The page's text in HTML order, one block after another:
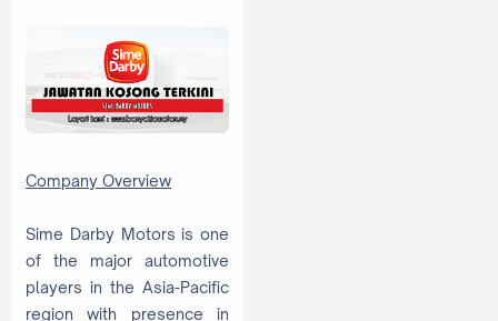
Company Overview
Sime Darby Motors is one
of the major automotive
players in the Asia-Pacific
region with presence in